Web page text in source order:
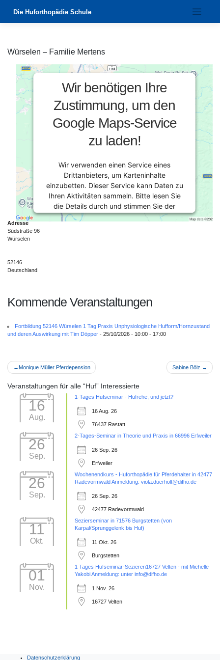
Die Huforthopädie Schule
Würselen – Familie Mertens
Wir benötigen Ihre
Zustimmung, um den
Google Maps-Service
zu laden!
Wir verwenden einen Service eines
Drittanbieters, um Karteninhalte
einzubetten. Dieser Service kann Daten zu
Ihren Aktivitäten sammeln. Bitte lesen Sie
die Details durch und stimmen Sie der
Nutzung des Service zu, um diese Karte
Powered byUsercentrics Consent
Management Platform
Adresse
Südstraße 96
Würselen
52146
Deutschland
Kommende Veranstaltungen
Fortbildung 52146 Würselen 1 Tag Praxis Unphysiologische Hufform/Hornzustand
und deren Auswirkung mit Tim Döpper - 25/10/2026 - 10:00 - 17:00
Beitragsnavigation
Monique Müller Pferdepension Sabine Bölz
Veranstaltungen für alle “Huf” Interessierte
16
Aug.
1-Tages Hufseminar - Hufrehe, und jetzt?
16 Aug. 26
76437 Rastatt
26
Sep.
2-Tages-Seminar in Theorie und Praxis in 66996 Erfweiler
26 Sep. 26
Erfweiler
26
Sep.
Wochenendkurs - Huforthopädie für Pferdehalter in 42477
Radevormwald Anmeldung: viola.duerholt@difho.de
26 Sep. 26
42477 Radevormwald
11
Okt.
Sezierseminar in 71576 Burgstetten (von
Karpal/Sprunggelenk bis Huf)
11 Okt. 26
Burgstetten
01
Nov.
1 Tages Hufseminar-Sezieren16727 Velten - mit Michelle
Yakobi Anmeldung: unter info@difho.de
1 Nov. 26
16727 Velten
Datenschutzerklärung